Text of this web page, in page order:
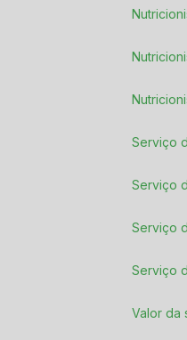
Serviço
Serviço
Serviço
Serviço
Valor